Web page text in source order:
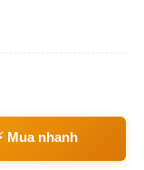
Mua nhanh